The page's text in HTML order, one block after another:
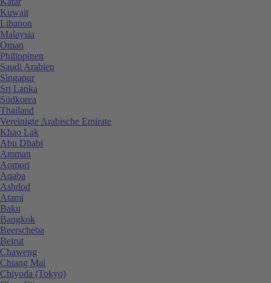
Kuwait
Libanon
Malaysia
Oman
Philippinen
Saudi Arabien
Singapur
Sri Lanka
Südkorea
Thailand
Vereinigte Arabische Emirate
Khao Lak
Abu Dhabi
Amman
Aomori
Aqaba
Ashdod
Atami
Baku
Bangkok
Beerscheba
Beirut
Chaweng
Chiang Mai
Chiyoda (Tokyo)